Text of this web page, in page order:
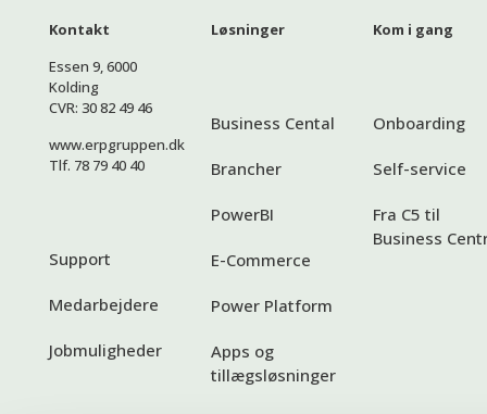
Kontakt
Essen 9, 6000
Kolding
CVR: 30 82 49 46
www.erpgruppen.dk
Tlf. 78 79 40 40
Support
Medarbejdere
Jobmuligheder
Løsninger
Business Cental
Brancher
PowerBI
E-Commerce
Power Platform
Apps og
tillægsløsninger
Kom i gang
Onboarding
Self-service
Fra C5 til
Business